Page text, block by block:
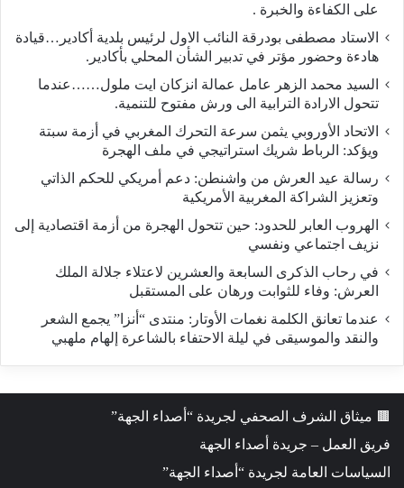
على الكفاءة والخبرة .
الاستاد مصطفى بودرقة النائب الاول لرئيس بلدية أكادير…قيادة
هادءة وحضور مؤتر في تدبير الشأن المحلي بأكادير.
السيد محمد الزهر عامل عمالة انزكان ايت ملول……عندما
تتحول الارادة الترابية الى ورش مفتوح للتنمية.
الاتحاد الأوروبي يثمن سرعة التحرك المغربي في أزمة سبتة
ويؤكد: الرباط شريك استراتيجي في ملف الهجرة
رسالة عيد العرش من واشنطن: دعم أمريكي للحكم الذاتي
وتعزيز الشراكة المغربية الأمريكية
​الهروب العابر للحدود: حين تتحول الهجرة من أزمة اقتصادية إلى
نزيف اجتماعي ونفسي
في رحاب الذكرى السابعة والعشرين لاعتلاء جلالة الملك
العرش: وفاء للثوابت ورهان على المستقبل
​عندما تعانق الكلمة نغمات الأوتار: منتدى “أنزا” يجمع الشعر
والنقد والموسيقى في ليلة الاحتفاء بالشاعرة إلهام ملهبي
🟫 ميثاق الشرف الصحفي لجريدة “أصداء الجهة”
فريق العمل – جريدة أصداء الجهة
السياسات العامة لجريدة “أصداء الجهة”